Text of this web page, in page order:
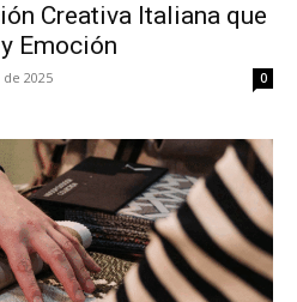
Creativa Italiana que
Emoción
2025 0